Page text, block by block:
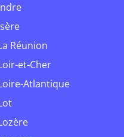
Indre
Isère
La Réunion
Loir-et-Cher
Loire-Atlantique
Lot
Lozère